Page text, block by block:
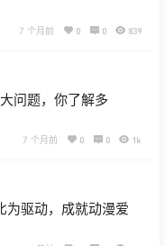
7 个月前 0 0 839
问题，你了解多
7 个月前 0 0 1k
驱动，成就动漫爱